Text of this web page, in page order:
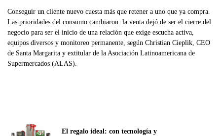
Conseguir un cliente nuevo cuesta más que retener a uno que ya compra.
Las prioridades del consumo cambiaron: la venta dejó de ser el cierre del
negocio para ser el inicio de una relación que exige escucha activa,
equipos diversos y monitoreo permanente, según Christian Cieplik, CEO
de Santa Margarita y extitular de la Asociación Latinoamericana de
Supermercados (ALAS).
El regalo ideal: con tecnología y